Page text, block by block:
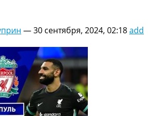
—30 сентября, 2024, 02:18add